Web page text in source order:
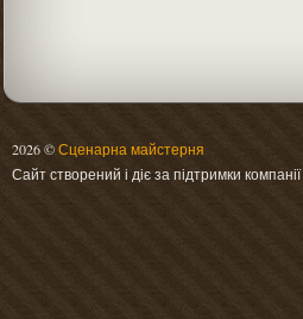
2026 ©Сценарна майстерня
Сайт створений і діє за підтримки компанії